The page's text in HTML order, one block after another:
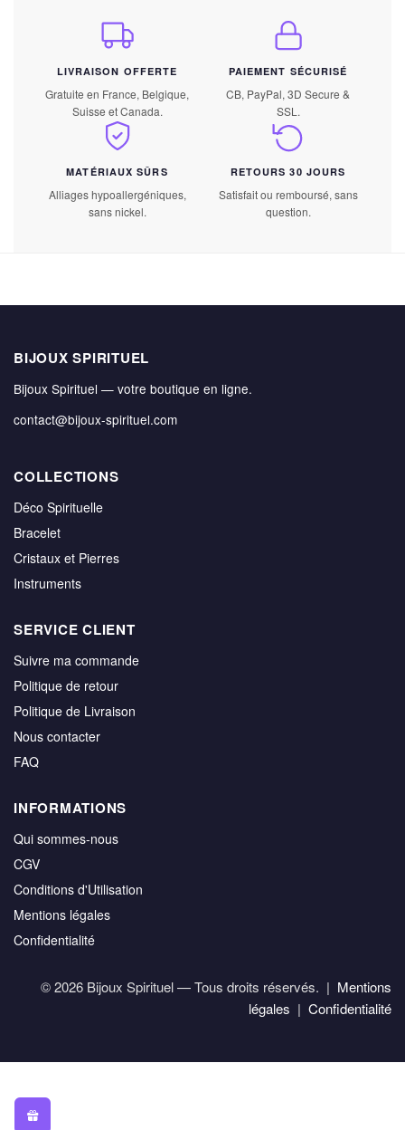
LIVRAISON OFFERTE
Gratuite en France, Belgique,
Suisse et Canada.
PAIEMENT SÉCURISÉ
CB, PayPal, 3D Secure &
SSL.
MATÉRIAUX SÛRS
Alliages hypoallergéniques,
sans nickel.
RETOURS 30 JOURS
Satisfait ou remboursé, sans
question.
BIJOUX SPIRITUEL
Bijoux Spirituel — votre boutique en ligne.
contact@bijoux-spirituel.com
COLLECTIONS
Déco Spirituelle
Bracelet
Cristaux et Pierres
Instruments
SERVICE CLIENT
Suivre ma commande
Politique de retour
Politique de Livraison
Nous contacter
FAQ
INFORMATIONS
Qui sommes-nous
CGV
Conditions d'Utilisation
Mentions légales
Confidentialité
© 2026 Bijoux Spirituel — Tous droits réservés. | Mentions
légales | Confidentialité